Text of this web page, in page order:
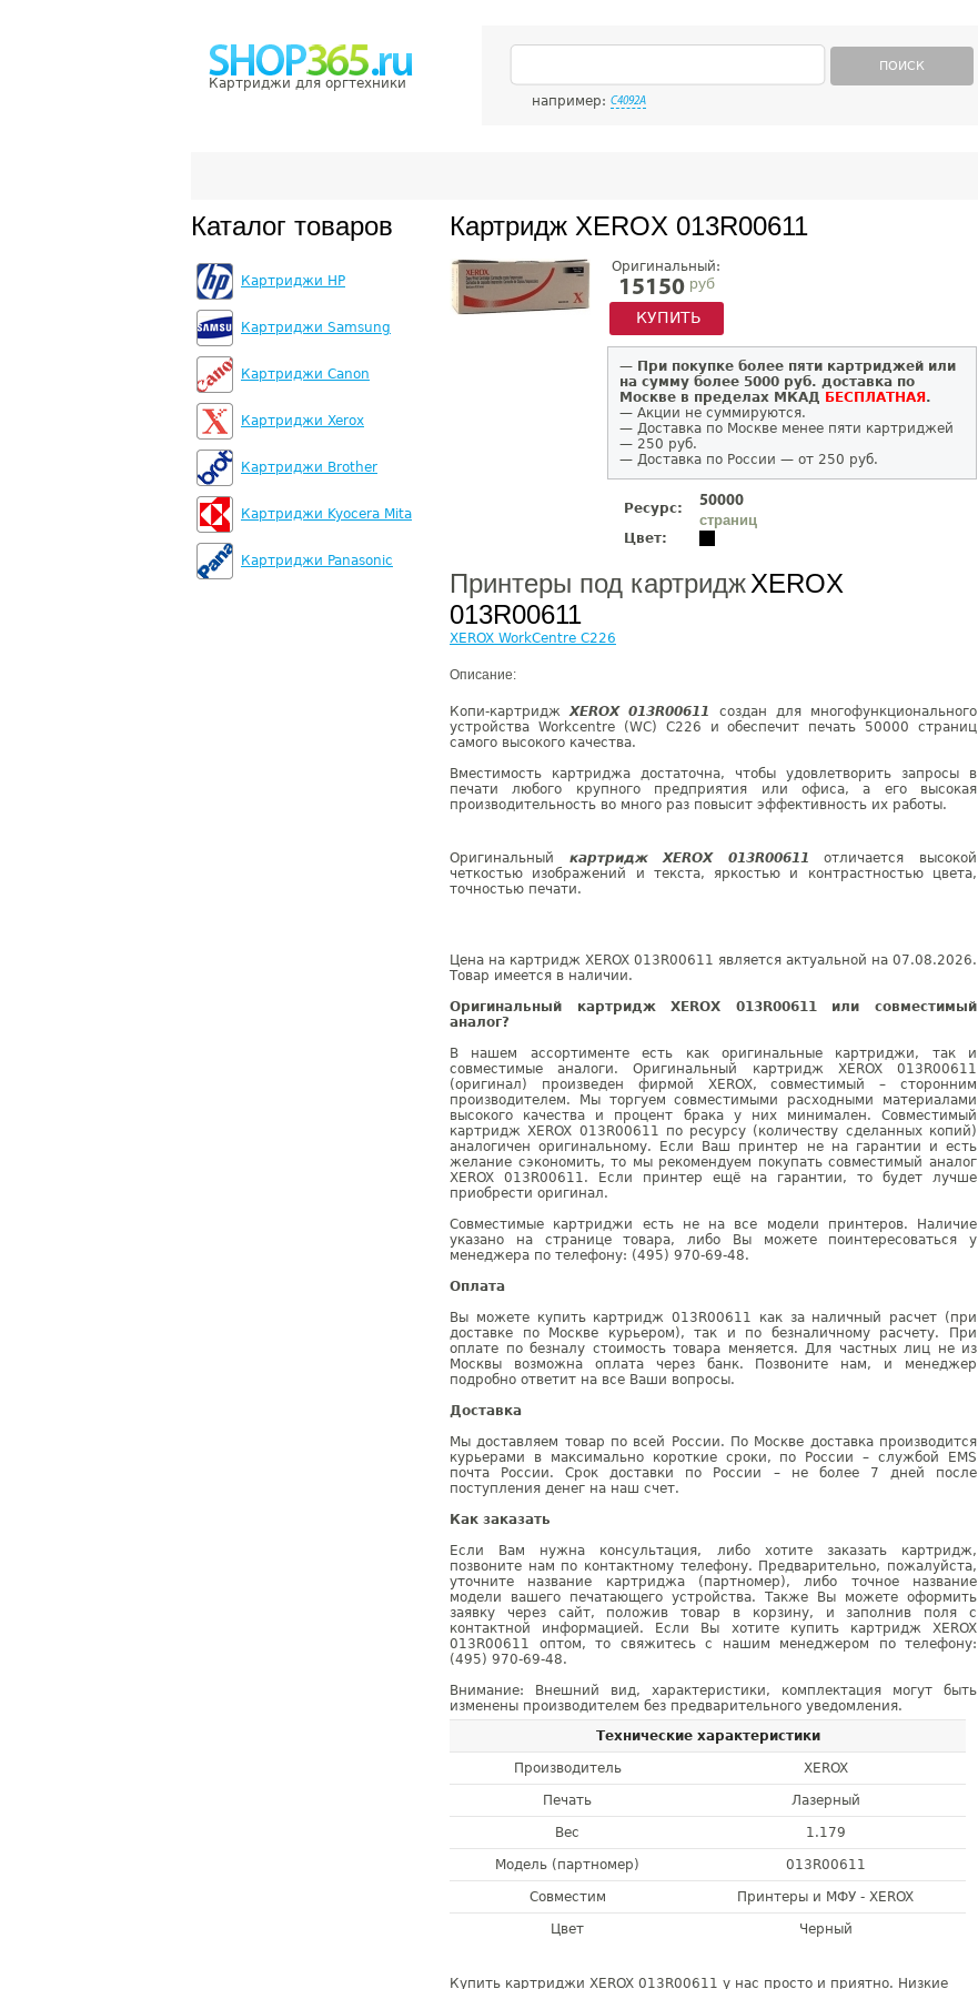
Картриджи для оргтехники
ПОИСК
например: C4092A
Каталог товаров
Картриджи HP
Картриджи Samsung
Картриджи Canon
Картриджи Xerox
Картриджи Brother
Картриджи Kyocera Mita
Картриджи Panasonic
Картридж XEROX 013R00611
Оригинальный:
15150руб
КУПИТЬ
— При покупке более пяти картриджей или
на сумму более 5000 руб. доставка по
Москве в пределах МКАД БЕСПЛАТНАЯ .
— Акции не суммируются.
— Доставка по Москве менее пяти картриджей
— 250 руб.
— Доставка по России — от 250 руб.
Ресурс:
50000
страниц
Цвет:
Принтеры под картриджXEROX
013R00611
XEROX WorkCentre C226
Описание:
Копи-картриджXEROX 013R00611
создан для многофункционального
устройства Workсentre (WC) C226 и обеспечит печать 50000 страниц
самого высокого качества.
Вместимость картриджа достаточна, чтобы удовлетворить запросы в
печати любого крупного предприятия или офиса, а его высокая
производительность во много раз повысит эффективность их работы.
Оригинальный картридж XEROX 013R00611 отличается высокой
четкостью изображений и текста, яркостью и контрастностью цвета,
точностью печати.
Цена на картридж XEROX 013R00611 является актуальной на 07.08.2026.
Товар имеется в наличии.
Оригинальный картридж XEROX 013R00611 или совместимый
аналог?
В нашем ассортименте есть как оригинальные картриджи, так и
совместимые аналоги. Оригинальный картридж XEROX 013R00611
(оригинал) произведен фирмой XEROX, совместимый – сторонним
производителем. Мы торгуем совместимыми расходными материалами
высокого качества и процент брака у них минимален. Совместимый
картридж XEROX 013R00611 по ресурсу (количеству сделанных копий)
аналогичен оригинальному. Если Ваш принтер не на гарантии и есть
желание сэкономить, то мы рекомендуем покупать совместимый аналог
XEROX 013R00611. Если принтер ещё на гарантии, то будет лучше
приобрести оригинал.
Совместимые картриджи есть не на все модели принтеров. Наличие
указано на странице товара, либо Вы можете поинтересоваться у
менеджера по телефону: (495) 970-69-48.
Оплата
Вы можете купить картридж 013R00611 как за наличный расчет (при
доставке по Москве курьером), так и по безналичному расчету. При
оплате по безналу стоимость товара меняется. Для частных лиц не из
Москвы возможна оплата через банк. Позвоните нам, и менеджер
подробно ответит на все Ваши вопросы.
Доставка
Мы доставляем товар по всей России. По Москве доставка производится
курьерами в максимально короткие сроки, по России – службой EMS
почта России. Срок доставки по России – не более 7 дней после
поступления денег на наш счет.
Как заказать
Если Вам нужна консультация, либо хотите заказать картридж,
позвоните нам по контактному телефону. Предварительно, пожалуйста,
уточните название картриджа (партномер), либо точное название
модели вашего печатающего устройства. Также Вы можете оформить
заявку через сайт, положив товар в корзину, и заполнив поля с
контактной информацией. Если Вы хотите купить картридж XEROX
013R00611 оптом, то свяжитесь с нашим менеджером по телефону:
(495) 970-69-48.
Внимание: Внешний вид, характеристики, комплектация могут быть
изменены производителем без предварительного уведомления.
Технические характеристики
Производитель XEROX
Печать Лазерный
Вес 1.179
Модель (партномер) 013R00611
Совместим Принтеры и МФУ - XEROX
Цвет Черный
Купить картриджи XEROX 013R00611 у нас просто и приятно. Низкие